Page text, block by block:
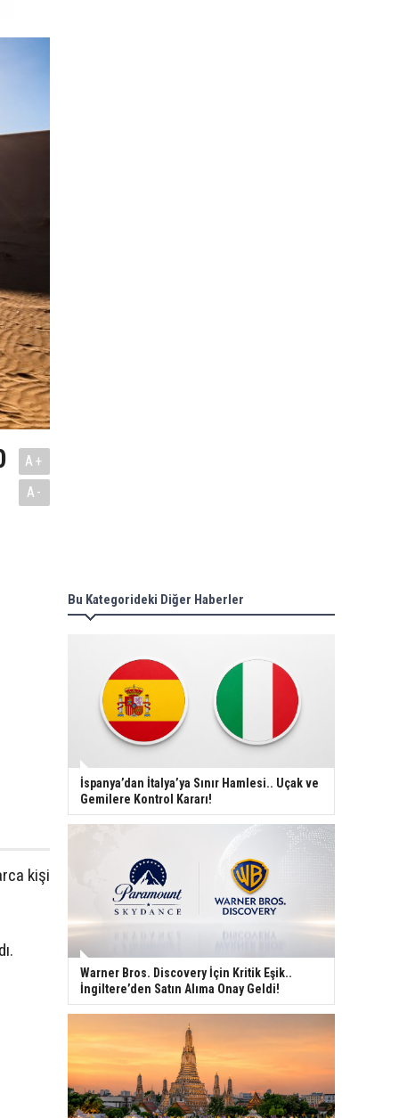
A+
A-
kişi
Bu Kategorideki Diğer Haberler
İspanya’dan İtalya’ya Sınır Hamlesi.. Uçak ve
Gemilere Kontrol Kararı!
Warner Bros. Discovery İçin Kritik Eşik..
İngiltere’den Satın Alıma Onay Geldi!